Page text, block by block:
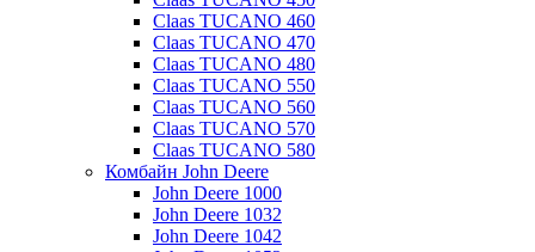
Claas TUCANO 460
Claas TUCANO 470
Claas TUCANO 480
Claas TUCANO 550
Claas TUCANO 560
Claas TUCANO 570
Claas TUCANO 580
Комбайн John Deere
John Deere 1000
John Deere 1032
John Deere 1042